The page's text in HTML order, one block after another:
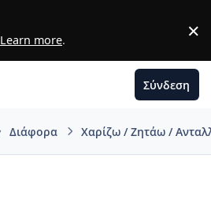
Learn more. ×
Σύνδεση
Διάφορα Χαρίζω / Ζητάω /